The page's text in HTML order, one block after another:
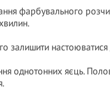
фарбувального
залишити
однотонних яєць.